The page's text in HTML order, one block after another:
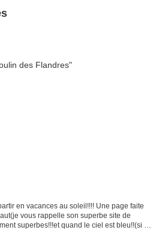
en vacances au soleil!!!! Une page faite
vous rappelle son superbe site de
superbes!!!et quand le ciel est bleu!!(si ,si